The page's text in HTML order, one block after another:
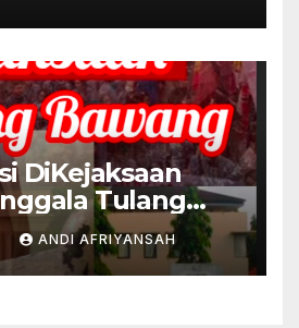
DiKejaksaan
Tulang
Bersejarah di
OKNUM
ANDI AFRIYANSAH